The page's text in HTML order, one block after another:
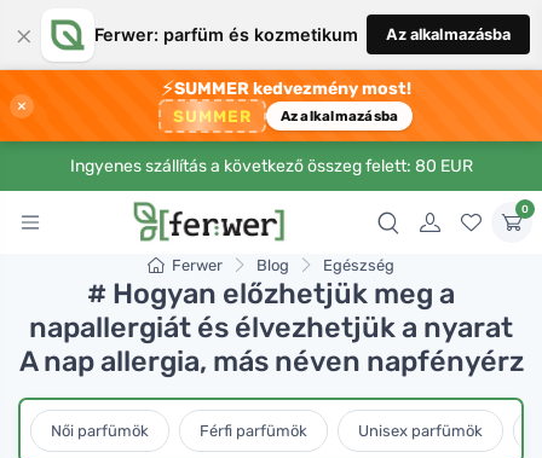
× Ferwer: parfüm és kozmetikum Az alkalmazásba
×
⚡SUMMER kedvezmény most!
SUMMER Az alkalmazásba
Ingyenes szállítás a következő összeg felett: 80 EUR
0
Ferwer Blog Egészség
# Hogyan előzhetjük meg a
napallergiát és élvezhetjük a nyarat
A nap allergia, más néven napfényérz
Női parfümök Férfi parfümök Unisex parfümök